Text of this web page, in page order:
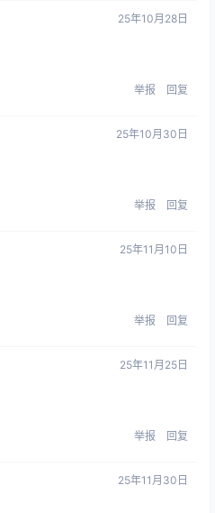
25年10月28日
举报 回复
25年10月30日
举报 回复
25年11月10日
举报 回复
25年11月25日
举报 回复
25年11月30日